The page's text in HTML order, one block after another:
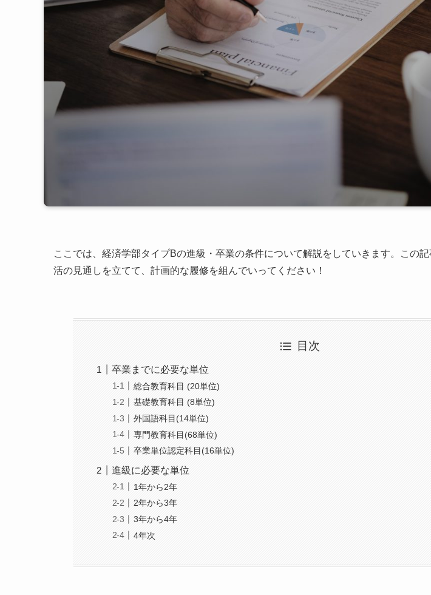
ここでは、経済学部タイプBの進級・卒業の条件について解説をしていきます。この
活の見通しを立てて、計画的な履修を組んでいってください！
目次
卒業までに必要な単位
総合教育科目 (20単位)
基礎教育科目 (8単位)
外国語科目(14単位)
専門教育科目(68単位)
卒業単位認定科目(16単位)
進級に必要な単位
1年から2年
2年から3年
3年から4年
4年次